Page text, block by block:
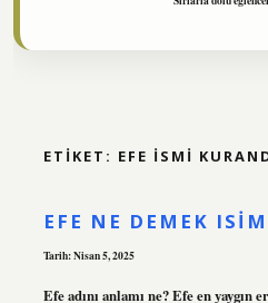
ETIKET: EFE ISMI
EFE NE DEMEK
Tarih: Nisan 5, 2025
Efe adını anlamı ne? Efe en